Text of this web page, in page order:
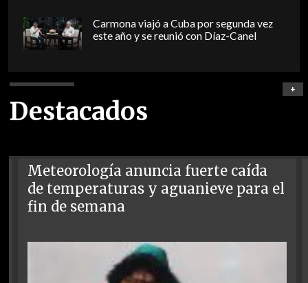
Carmona viajó a Cuba por segunda vez
este año y se reunió con Díaz-Canel
Destacados
+
Meteorología anuncia fuerte caída
de temperaturas y aguanieve para el
fin de semana